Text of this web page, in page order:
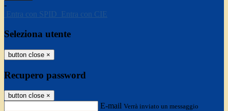
-
Entra con SPID
Entra con CIE
Seleziona utente
button close ×
Recupero password
button close ×
E-mail Verrà inviato un messaggio